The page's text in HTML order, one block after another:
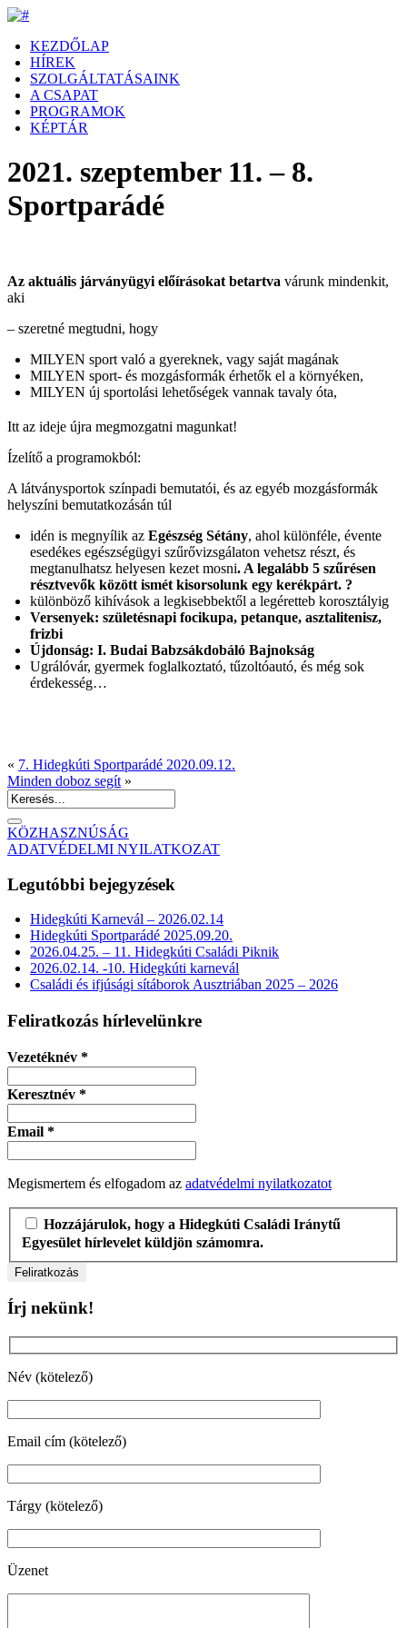
KEZDŐLAP
HÍREK
SZOLGÁLTATÁSAINK
A CSAPAT
PROGRAMOK
KÉPTÁR
2021. szeptember 11. – 8.
Sportparádé
Az aktuális járványügyi előírásokat betartva várunk mindenkit,
aki
– szeretné megtudni, hogy
MILYEN sport való a gyereknek, vagy saját magának
MILYEN sport- és mozgásformák érhetők el a környéken,
MILYEN új sportolási lehetőségek vannak tavaly óta,
Itt az ideje újra megmozgatni magunkat!
Ízelítő a programokból:
A látványsportok színpadi bemutatói, és az egyéb mozgásformák
helyszíni bemutatkozásán túl
idén is megnyílik az Egészség Sétány, ahol különféle, évente
esedékes egészségügyi szűrővizsgálaton vehetsz részt, és
megtanulhatsz helyesen kezet mosni. A legalább 5 szűrésen
résztvevők között ismét kisorsolunk egy kerékpárt. ?
különböző kihívások a legkisebbektől a legéretteb korosztályig
Versenyek: születésnapi focikupa, petanque, asztalitenisz,
frizbi
Újdonság: I. Budai Babzsákdobáló Bajnokság
Ugrálóvár, gyermek foglalkoztató, tűzoltóautó, és még sok
érdekesség…
« 7. Hidegkúti Sportparádé 2020.09.12.
Minden doboz segít »
KÖZHASZNÚSÁG
ADATVÉDELMI NYILATKOZAT
Legutóbbi bejegyzések
Hidegkúti Karnevál – 2026.02.14
Hidegkúti Sportparádé 2025.09.20.
2026.04.25. – 11. Hidegkúti Családi Piknik
2026.02.14. -10. Hidegkúti karnevál
Családi és ifjúsági sítáborok Ausztriában 2025 – 2026
Feliratkozás hírlevelünkre
Vezetéknév *
Keresztnév *
Email *
Megismertem és elfogadom az adatvédelmi nyilatkozatot
Hozzájárulok, hogy a Hidegkúti Családi Iránytű
Egyesület hírlevelet küldjön számomra.
Írj nekünk!
Név (kötelező)
Email cím (kötelező)
Tárgy (kötelező)
Üzenet